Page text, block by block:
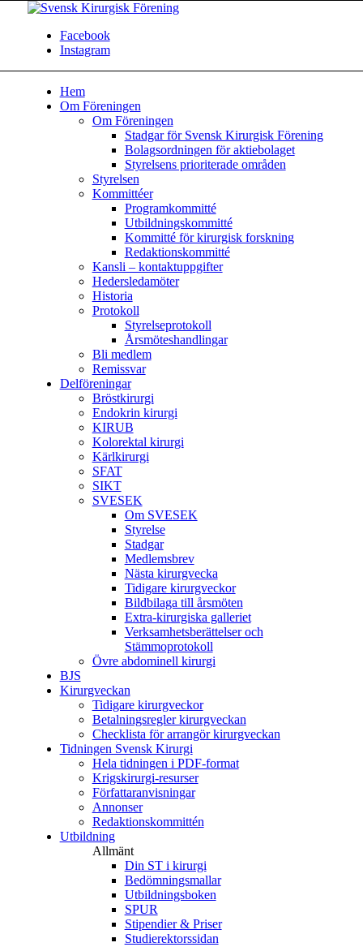
Facebook
Instagram
Hem
Om Föreningen
Om Föreningen
Stadgar för Svensk Kirurgisk Förening
Bolagsordningen för aktiebolaget
Styrelsens prioriterade områden
Styrelsen
Kommittéer
Programkommitté
Utbildningskommitté
Kommitté för kirurgisk forskning
Redaktionskommitté
Kansli – kontaktuppgifter
Hedersledamöter
Historia
Protokoll
Styrelseprotokoll
Årsmöteshandlingar
Bli medlem
Remissvar
Delföreningar
Bröstkirurgi
Endokrin kirurgi
KIRUB
Kolorektal kirurgi
Kärlkirurgi
SFAT
SIKT
SVESEK
Om SVESEK
Styrelse
Stadgar
Medlemsbrev
Nästa kirurgvecka
Tidigare kirurgveckor
Bildbilaga till årsmöten
Extra-kirurgiska galleriet
Verksamhetsberättelser och
Stämmoprotokoll
Övre abdominell kirurgi
BJS
Kirurgveckan
Tidigare kirurgveckor
Betalningsregler kirurgveckan
Checklista för arrangör kirurgveckan
Tidningen Svensk Kirurgi
Hela tidningen i PDF-format
Krigskirurgi-resurser
Författaranvisningar
Annonser
Redaktionskommittén
Utbildning
Allmänt
Din ST i kirurgi
Bedömningsmallar
Utbildningsboken
SPUR
Stipendier & Priser
Studierektorssidan